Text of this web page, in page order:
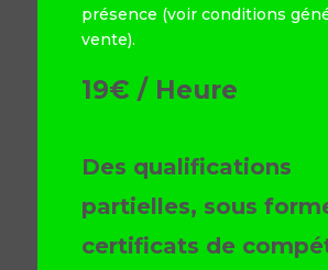
présence (voir conditions
vente).
19€ / Heure
Des qualifications
partielles, sous
certificats de